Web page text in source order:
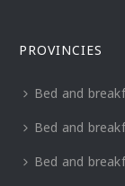
PROVINCIES
Bed and
Bed and
Bed and